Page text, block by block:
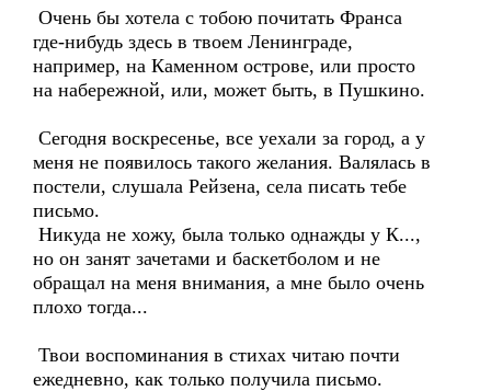
Очень бы хотела с тобою почитать Франса
где-нибудь здесь в твоем Ленинграде,
например, на Каменном острове, или просто
на набережной, или, может быть, в Пушкино.
Сегодня воскресенье, все уехали за город, а у
меня не появилось такого желания. Валялась в
постели, слушала Рейзена, села писать тебе
письмо.
Никуда не хожу, была только однажды у К...,
но он занят зачетами и баскетболом и не
обращал на меня внимания, а мне было очень
плохо тогда...
Твои воспоминания в стихах читаю почти
ежедневно, как только получила письмо.